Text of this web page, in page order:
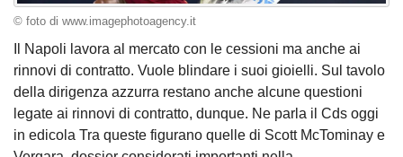
© foto di www.imagephotoagency.it
Il Napoli lavora al mercato con le cessioni ma anche ai
rinnovi di contratto. Vuole blindare i suoi gioielli. Sul tavolo
della dirigenza azzurra restano anche alcune questioni
legate ai rinnovi di contratto, dunque. Ne parla il Cds oggi
in edicola Tra queste figurano quelle di Scott McTominay e